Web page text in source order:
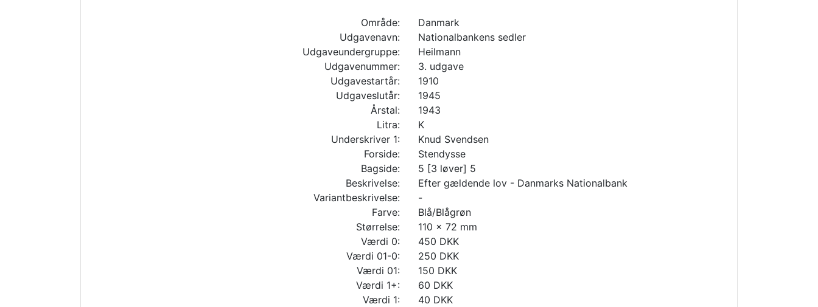
Område:
Danmark
Udgavenavn:
Nationalbankens sedler
Udgaveundergruppe:
Heilmann
Udgavenummer:
3. udgave
Udgavestartår:
1910
Udgaveslutår:
1945
Årstal:
1943
Litra:
K
Underskriver 1:
Knud Svendsen
Forside:
Stendysse
Bagside:
5 [3 løver] 5
Beskrivelse:
Efter gældende lov - Danmarks Nationalbank
Variantbeskrivelse:
-
Farve:
Blå/Blågrøn
Størrelse:
110 x 72 mm
Værdi 0:
450 DKK
Værdi 01-0:
250 DKK
Værdi 01:
150 DKK
Værdi 1+:
60 DKK
Værdi 1:
40 DKK